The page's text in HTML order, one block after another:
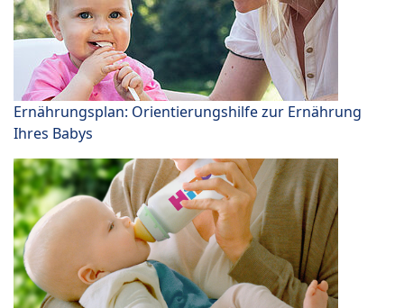
Ernährungsplan: Orientierungshilfe zur Ernährung
Ihres Babys